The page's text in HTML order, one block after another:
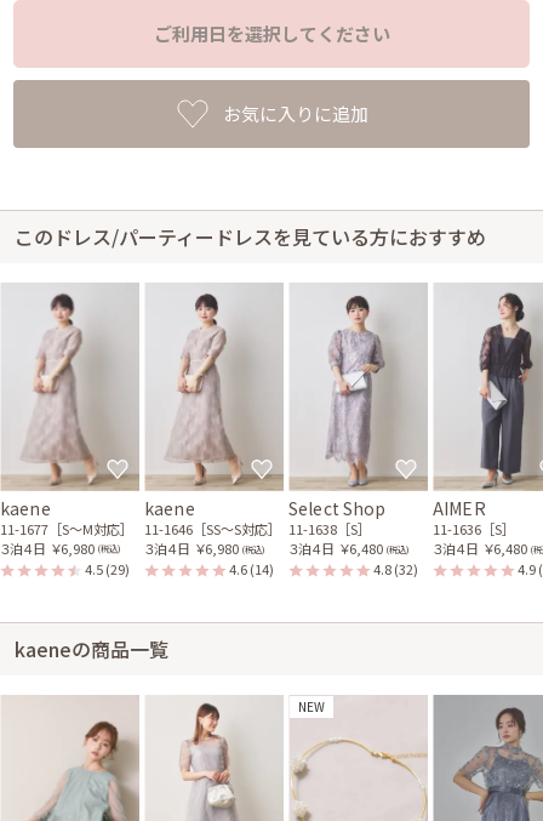
ご利用日を選択してください
お気に入りに追加
このドレス/パーティードレスを見ている方におすすめ
kaene
11-1677［S〜M対応］
３泊４日 ￥6,980 (税込)
4.5(29)
kaene
11-1646［SS〜S対応］
３泊４日 ￥6,980 (税込)
4.6(14)
Select Shop
11-1638［S］
３泊４日 ￥6,480 (税込)
4.8(32)
AIMER
11-1636［S］
３泊４日 ￥6,480 (
4.9
kaeneの商品一覧
NEW